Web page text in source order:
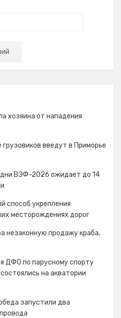
хозяина от нападения
введут в Приморье
ВЭФ-2026 ожидает до 14
способ укрепления
месторождениях дорог
незаконную продажу краба,
ДФО по парусному спорту
на акватории
запустили два